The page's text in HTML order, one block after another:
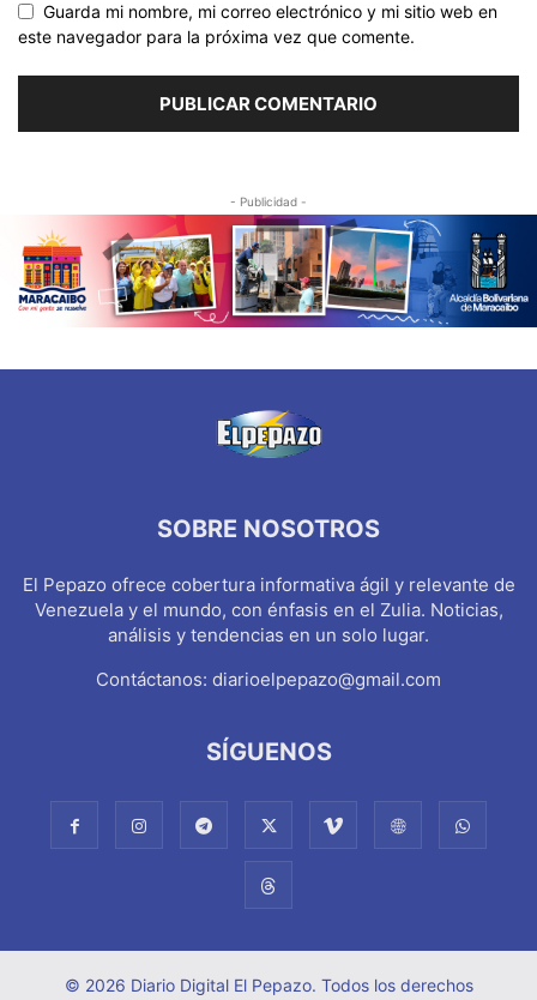
Guarda mi nombre, mi correo electrónico y mi sitio web en
este navegador para la próxima vez que comente.
- Publicidad -
SOBRE NOSOTROS
El Pepazo ofrece cobertura informativa ágil y relevante de
Venezuela y el mundo, con énfasis en el Zulia. Noticias,
análisis y tendencias en un solo lugar.
Contáctanos: diarioelpepazo@gmail.com
SÍGUENOS
© 2026 Diario Digital El Pepazo. Todos los derechos